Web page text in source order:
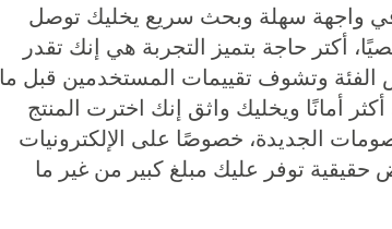
واجهة سهلة وبحث سريع يخليك توصل
أكتر حاجة بتميز التجربة هي إنك تقدر
الفئة وتشوف تقييمات المستخدمين قبل ما
أمانًا ويخليك واثق إنك اخترت المنتج
الجديدة، خصوصًا على الإلكترونيات
حقيقية توفر عليك مبلغ كبير من غير ما